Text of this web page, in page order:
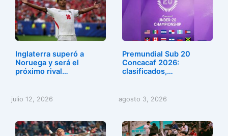
Inglaterra superó a
Noruega y será el
próximo rival…
julio 12, 2026
Premundial Sub 20
Concacaf 2026:
clasificados,…
agosto 3, 2026